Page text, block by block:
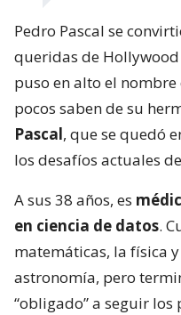
Pedro Pascal se
queridas de
puso en alto el
pocos saben de su
Pascal, que se quedó
los desafíos actuales
A sus 38 años, es
en ciencia de datos.
matemáticas, la física
astronomía, pero
“obligado” a seguir